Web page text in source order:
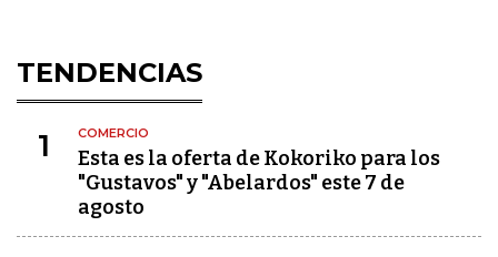
TENDENCIAS
1 COMERCIO
Esta es la oferta de Kokoriko para los
"Gustavos" y "Abelardos" este 7 de
agosto